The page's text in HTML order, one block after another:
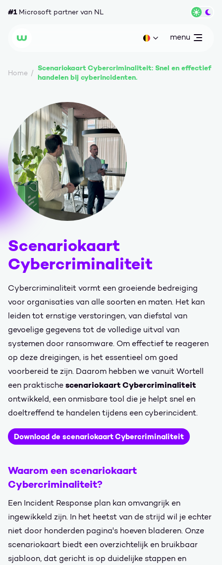
#1Microsoft partner van NL
Wortell Huidige taal: be
open
menu
Home
Scenariokaart Cybercriminaliteit: Snel en effectief
handelen bij cyberincidenten.
Scenariokaart
Cybercriminaliteit
Cybercriminaliteit vormt een groeiende bedreiging
voor organisaties van alle soorten en maten. Het kan
leiden tot ernstige verstoringen, van diefstal van
gevoelige gegevens tot de volledige uitval van
systemen door ransomware. Om effectief te reageren
op deze dreigingen, is het essentieel om goed
voorbereid te zijn. Daarom hebben we vanuit Wortell
een praktische scenariokaart Cybercriminaliteit
ontwikkeld, een onmisbare tool die je helpt snel en
doeltreffend te handelen tijdens een cyberincident.
Download de scenariokaart Cybercriminaliteit
Waarom een scenariokaart
Cybercriminaliteit?
Een Incident Response plan kan omvangrijk en
ingewikkeld zijn. In het heetst van de strijd wil je echter
niet door honderden pagina's hoeven bladeren. Onze
scenariokaart biedt een overzichtelijk en bruikbaar
sjabloon, dat gericht is op duidelijke stappen en